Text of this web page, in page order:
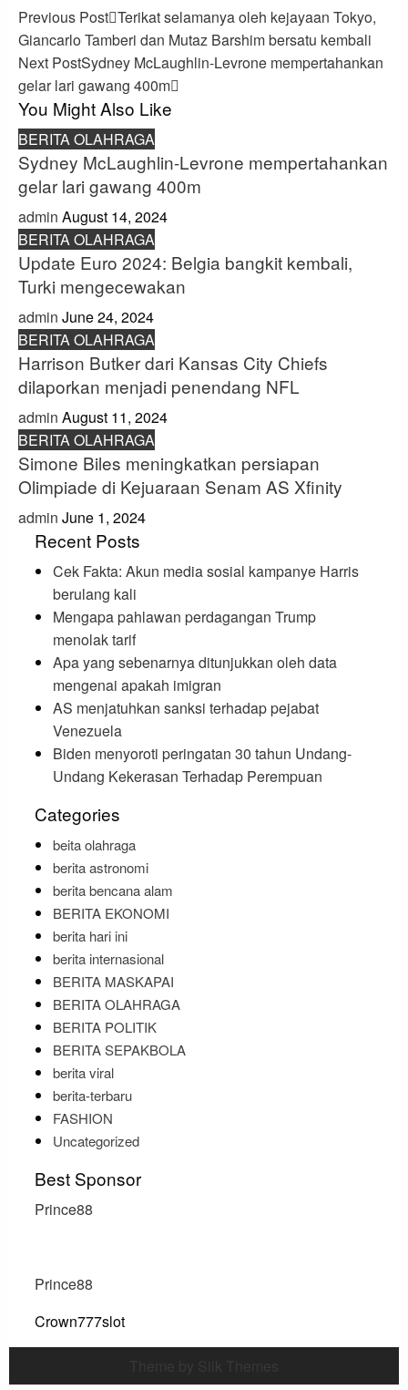
Previous Post Terikat selamanya oleh kejayaan Tokyo,
Giancarlo Tamberi dan Mutaz Barshim bersatu kembali
Next PostSydney McLaughlin-Levrone mempertahankan
gelar lari gawang 400m
You Might Also Like
BERITA OLAHRAGA
Sydney McLaughlin-Levrone mempertahankan
gelar lari gawang 400m
admin August 14, 2024
BERITA OLAHRAGA
Update Euro 2024: Belgia bangkit kembali,
Turki mengecewakan
admin June 24, 2024
BERITA OLAHRAGA
Harrison Butker dari Kansas City Chiefs
dilaporkan menjadi penendang NFL
admin August 11, 2024
BERITA OLAHRAGA
Simone Biles meningkatkan persiapan
Olimpiade di Kejuaraan Senam AS Xfinity
admin June 1, 2024
Recent Posts
Cek Fakta: Akun media sosial kampanye Harris
berulang kali
Mengapa pahlawan perdagangan Trump
menolak tarif
Apa yang sebenarnya ditunjukkan oleh data
mengenai apakah imigran
AS menjatuhkan sanksi terhadap pejabat
Venezuela
Biden menyoroti peringatan 30 tahun Undang-
Undang Kekerasan Terhadap Perempuan
Categories
beita olahraga
berita astronomi
berita bencana alam
BERITA EKONOMI
berita hari ini
berita internasional
BERITA MASKAPAI
BERITA OLAHRAGA
BERITA POLITIK
BERITA SEPAKBOLA
berita viral
berita-terbaru
FASHION
Uncategorized
Best Sponsor
Prince88
Prince88
Crown777slot